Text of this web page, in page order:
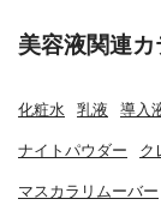
美容液関連
化粧水 乳液 導入
ナイトパウダー ク
マスカラリムーバー